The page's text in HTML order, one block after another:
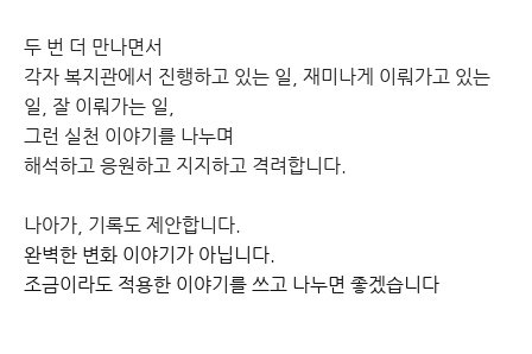
두 번 더 만나면서
각자 복지관에서 진행하고 있는 일, 재미나게 이뤄가고 있는
일, 잘 이뤄가는 일,
그런 실천 이야기를 나누며
해석하고 응원하고 지지하고 격려합니다.
나아가, 기록도 제안합니다.
완벽한 변화 이야기가 아닙니다.
조금이라도 적용한 이야기를 쓰고 나누면 좋겠습니다